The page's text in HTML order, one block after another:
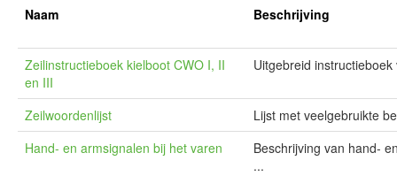
Naam Beschrijving
Zeilinstructieboek kielboot CWO I, II
en III
Uitgebreid
Zeilwoordenlijst
Lijst met veelgebruikte
Hand- en armsignalen bij het varen
Beschrijving van hand-
...